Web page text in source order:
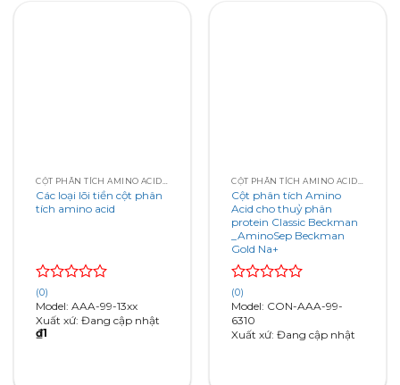
CỘT PHÂN TÍCH AMINO ACID ANALYSIS COLUMNS
Các loại lõi tiền cột phân
tích amino acid
Rated
0
out
of
(0)
Model: AAA-99-13xx
Xuất xứ: Đang cập nhật
₫1
CỘT PHÂN TÍCH AMINO ACID ANALYSIS COLUMNS
Cột phân tích Amino
Acid cho thuỷ phân
protein Classic Beckman
_AminoSep Beckman
Gold Na+
Rated
0
out
of
(0)
Model: CON-AAA-99-
6310
Xuất xứ: Đang cập nhật